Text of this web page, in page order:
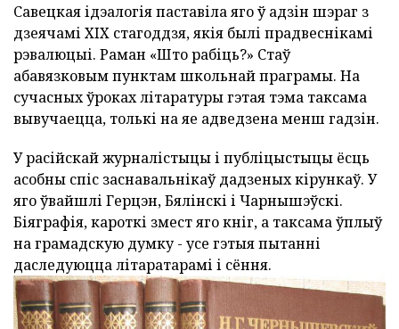
Савецкая ідэалогія паставіла яго ў адзін шэраг з
дзеячамі XIX стагоддзя, якія былі прадвеснікамі
рэвалюцыі. Раман «Што рабіць?» Стаў
абавязковым пунктам школьнай праграмы. На
сучасных ўроках літаратуры гэтая тэма таксама
вывучаецца, толькі на яе адведзена менш гадзін.
У расійскай журналістыцы і публіцыстыцы ёсць
асобны спіс заснавальнікаў дадзеных кірункаў. У
яго ўвайшлі Герцэн, Бялінскі і Чарнышэўскі.
Біяграфія, кароткі змест яго кніг, а таксама ўплыў
на грамадскую думку - усе гэтыя пытанні
даследуюцца літаратарамі і сёння.